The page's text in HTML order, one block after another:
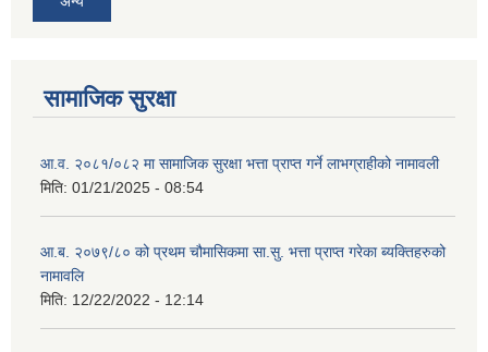
सामाजिक सुरक्षा
आ.व. २०८१/०८२ मा सामाजिक सुरक्षा भत्ता प्राप्त गर्ने लाभग्राहीको नामावली
मिति: 01/21/2025 - 08:54
आ.ब. २०७९/८० को प्रथम चौमासिकमा सा.सु. भत्ता प्राप्त गरेका ब्यक्तिहरुको
नामावलि
मिति: 12/22/2022 - 12:14